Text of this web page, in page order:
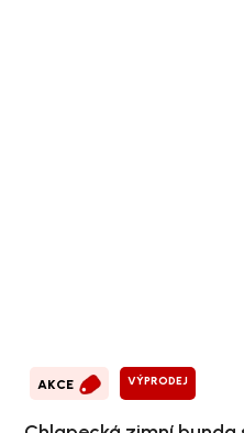
AKCE VÝPRODEJ